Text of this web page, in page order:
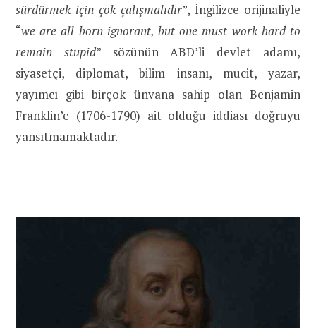
sürdürmek için çok çalışmalıdır”, İngilizce orijinaliyle
“we are all born ignorant, but one must work hard to
remain stupid” sözünün ABD’li devlet adamı,
siyasetçi, diplomat, bilim insanı, mucit, yazar,
yayımcı gibi birçok ünvana sahip olan Benjamin
Franklin’e (1706-1790) ait olduğu iddiası doğruyu
yansıtmamaktadır.